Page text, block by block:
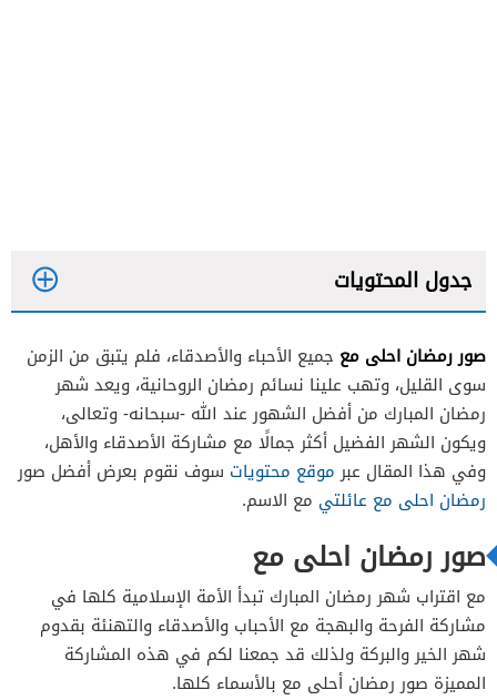
جدول المحتويات
صور رمضان احلى مع جميع الأحباء والأصدقاء، فلم يتبق من الزمن
سوى القليل، وتهب علينا نسائم رمضان الروحانية، ويعد شهر
رمضان المبارك من أفضل الشهور عند الله -سبحانه- وتعالى،
ويكون الشهر الفضيل أكثر جمالًا مع مشاركة الأصدقاء والأهل،
وفي هذا المقال عبرموقع محتويات سوف نقوم بعرض أفضل صور
رمضان احلى مع عائلتي مع الاسم.
صور رمضان احلى مع
مع اقتراب شهر رمضان المبارك تبدأ الأمة الإسلامية كلها في
مشاركة الفرحة والبهجة مع الأحباب والأصدقاء والتهنئة بقدوم
شهر الخير والبركة ولذلك قد جمعنا لكم في هذه المشاركة
المميزة صور رمضان أحلى مع بالأسماء كلها.